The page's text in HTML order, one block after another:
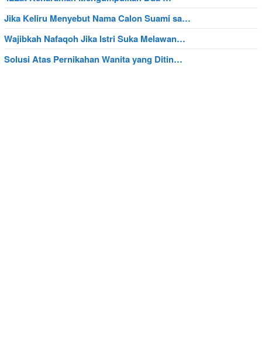
Jika Keliru Menyebut Nama Calon Suami sa…
Wajibkah Nafaqoh Jika Istri Suka Melawan…
Solusi Atas Pernikahan Wanita yang Ditin…